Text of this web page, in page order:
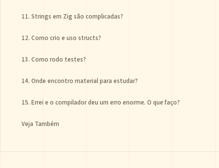
11. Strings em Zig são complicadas?
12. Como crio e uso structs?
13. Como rodo testes?
14. Onde encontro material para estudar?
15. Errei e o compilador deu um erro enorme. O que faço?
Veja Também